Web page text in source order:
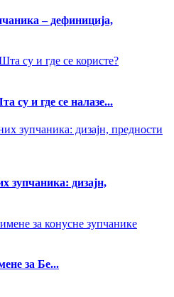
– дефиниција,
су и где се налазе...
зупчаника: дизајн,
за Бе...